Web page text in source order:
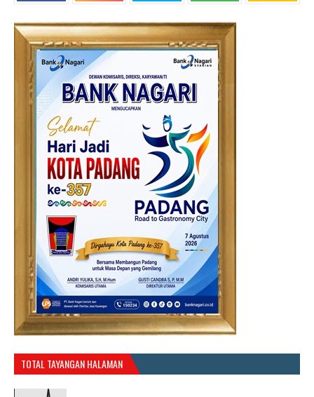
TOTAL TAYANGAN HALAMAN